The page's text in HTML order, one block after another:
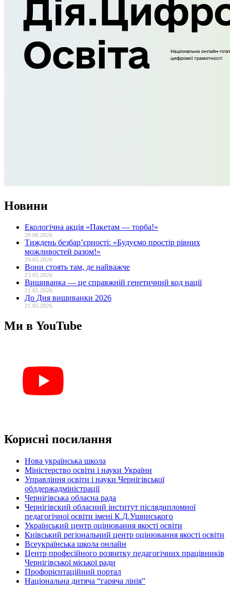
Новини
Екологічна акція «Пакетам — торба!»
29.06.2026
Тиждень безбар’єрності: «Будуємо простір рівних
можливостей разом!»
29.05.2026
Вони стоять там, де найважче
23.05.2026
Вишиванка — це справжній генетичний код нації
21.05.2026
До Дня вишиванки 2026
21.05.2026
Ми в YouTube
Корисні посилання
Нова українська школа
Міністерство освіти і науки України
Управління освіти і науки Чернігівської
облдержадміністрації
Чернігівська обласна рада
Чернігівский обласний інститут післядипломної
педагогічної освіти імені К.Д.Ушинського
Український центр оцінювання якості освіти
Київський регіональний центр оцінювання якості освіти
Всеукраїнська школа онлайн
Центр професійного розвитку педагогічних працівників
Чернігівської міської ради
Профорієнтаційний портал
Національна дитяча “гаряча лінія”